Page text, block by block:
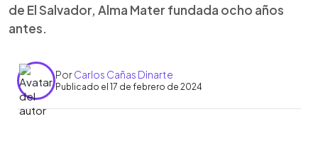
de El Salvador, Alma Mater fundada ocho años
antes.
PorCarlos Cañas Dinarte
Publicado el 17 de febrero de 2024